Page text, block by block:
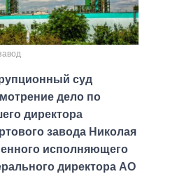
суд
дело по
директора
завода Николая
исполняющего
директора АО